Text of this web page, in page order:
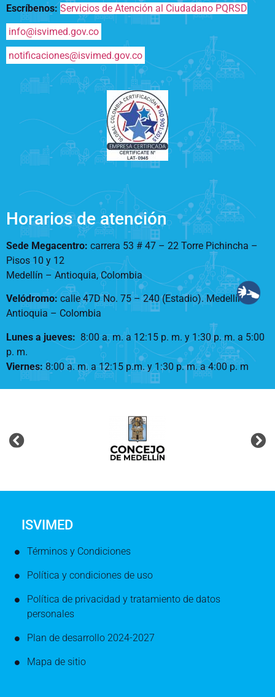
Escríbenos: Servicios de Atención al Ciudadano PQRSD
info@isvimed.gov.co
notificaciones@isvimed.gov.co
Horarios de atención
Sede Megacentro: carrera 53 # 47 – 22 Torre Pichincha –
Pisos 10 y 12
Medellín – Antioquia, Colombia
Velódromo: calle 47D No. 75 – 240 (Estadio). Medellín –
Antioquia – Colombia
Lunes a jueves: 8:00 a. m. a 12:15 p. m. y 1:30 p. m. a 5:00
p. m.
Viernes:8:00 a. m. a 12:15 p.m. y 1:30 p. m. a 4:00 p. m
ISVIMED
Términos y Condiciones
Política y condiciones de uso
Política de privacidad y tratamiento de datos
personales
Plan de desarrollo 2024-2027
Mapa de sitio